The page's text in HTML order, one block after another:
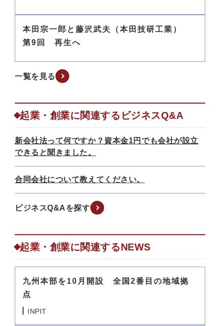
本田宗一郎と藤沢武夫（本田技研工業）
第9回 再生へ
一覧を見る
起業・創業に関連するビジネスQ&A
新会社法って何ですか？資本金1円でも会社が設立
できると聞きました。
合同会社について教えてください。
ビジネスQ&Aを探す
起業・創業に関連するNEWS
九州本部を10月開設 全国2番目の地域拠
点
INPIT